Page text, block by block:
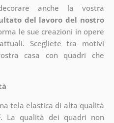
anche la vostra
del lavoro del nostro
le sue creazioni in opere
Scegliete tra motivi
casa con quadri che
tela elastica di alta qualità
. La qualità dei quadri non